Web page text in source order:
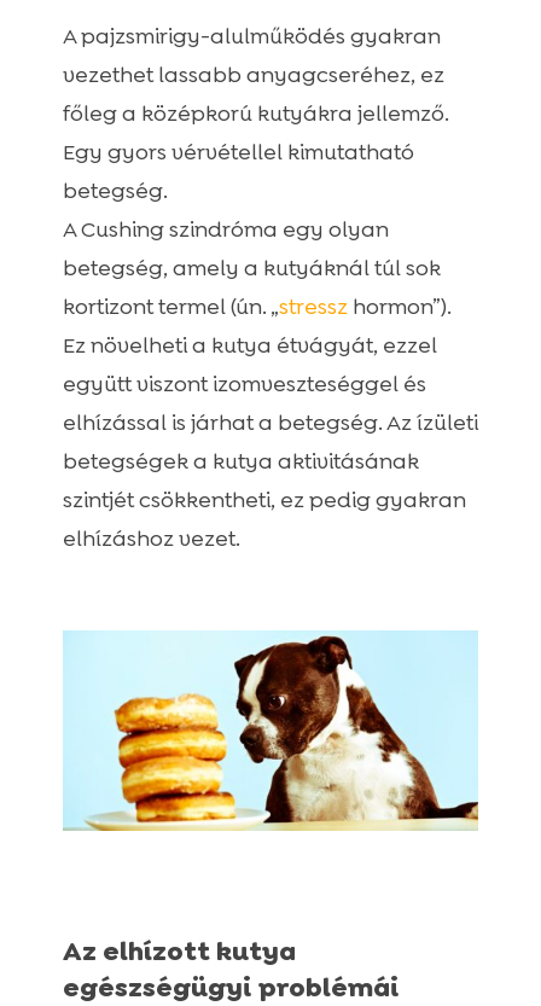
A pajzsmirigy-alulműködés gyakran
vezethet lassabb anyagcseréhez, ez
főleg a középkorú kutyákra jellemző.
Egy gyors vérvétellel kimutatható
betegség.
A Cushing szindróma egy olyan
betegség, amely a kutyáknál túl sok
kortizont termel (ún. „stresszhormon”).
Ez növelheti a kutya étvágyát, ezzel
együtt viszont izomveszteséggel és
elhízással is járhat a betegség. Az ízületi
betegségek a kutya aktivitásának
szintjét csökkentheti, ez pedig gyakran
elhízáshoz vezet.
Az elhízott kutya
egészségügyi problémái